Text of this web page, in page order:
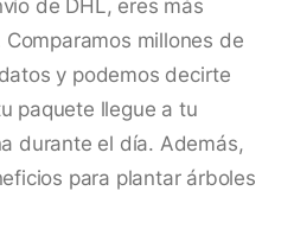
de DHL, eres más
millones de
y podemos decirte
paquete llegue a tu
durante el día. Además,
para plantar árboles